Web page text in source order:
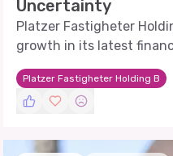
Uncertainty
Platzer Fastigheter
growth in its latest
resilience in a
Platzer Fastigheter Holding B